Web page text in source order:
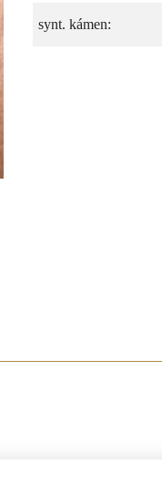
synt. kámen: